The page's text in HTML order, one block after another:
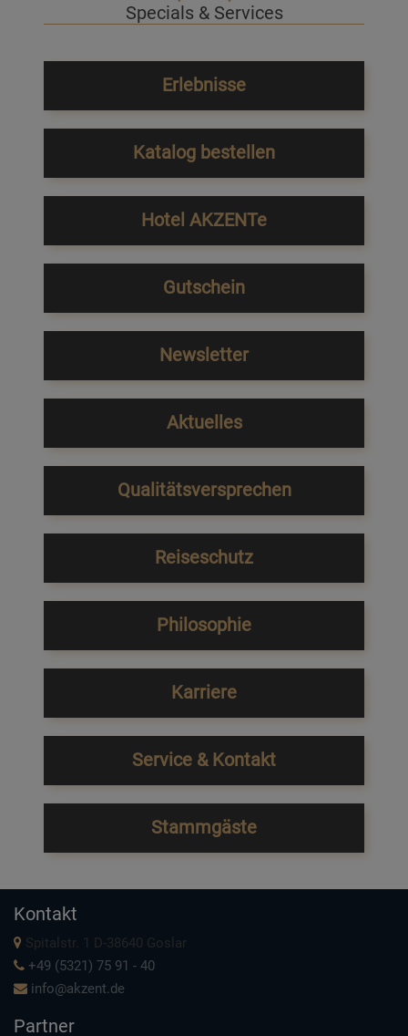
Specials & Services
Erlebnisse
Katalog bestellen
Hotel AKZENTe
Gutschein
Newsletter
Aktuelles
Qualitätsversprechen
Reiseschutz
Philosophie
Karriere
Service & Kontakt
Stammgäste
Kontakt
Spitalstr. 1 D-38640 Goslar
+49 (5321) 75 91 - 40
info@akzent.de
Partner